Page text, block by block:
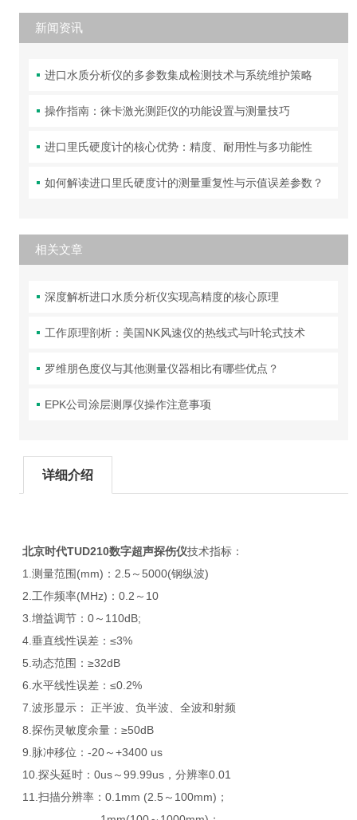
新闻资讯
进口水质分析仪的多参数集成检测技术与系统维护策略
操作指南：徕卡激光测距仪的功能设置与测量技巧
进口里氏硬度计的核心优势：精度、耐用性与多功能性
如何解读进口里氏硬度计的测量重复性与示值误差参数？
相关文章
深度解析进口水质分析仪实现高精度的核心原理
工作原理剖析：美国NK风速仪的热线式与叶轮式技术
罗维朋色度仪与其他测量仪器相比有哪些优点？
EPK公司涂层测厚仪操作注意事项
详细介绍
北京时代TUD210数字超声探伤仪技术指标：
1.测量范围(mm)：2.5～5000(钢纵波)
2.工作频率(MHz)：0.2～10
3.增益调节：0～110dB;
4.垂直线性误差：≤3%
5.动态范围：≥32dB
6.水平线性误差：≤0.2%
7.波形显示： 正半波、负半波、全波和射频
8.探伤灵敏度余量：≥50dB
9.脉冲移位：-20～+3400 us
10.探头延时：0us～99.99us，分辨率0.01
11.扫描分辨率：0.1mm (2.5～100mm)；